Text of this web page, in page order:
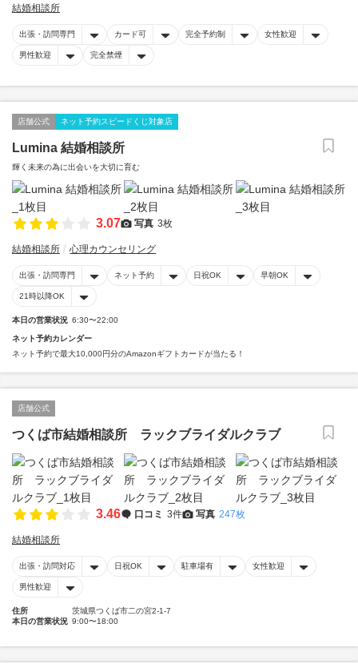
結婚相談所
出張・訪問専門 カード可 完全予約制 女性歓迎
男性歓迎 完全禁煙
店舗公式 ネット予約スピードくじ対象店
Lumina 結婚相談所
輝く未来の為に出会いを大切に育む
3.07 写真 3枚
結婚相談所 心理カウンセリング
出張・訪問専門 ネット予約 日祝OK 早朝OK
21時以降OK
本日の営業状況 6:30〜22:00
ネット予約カレンダー
ネット予約で最大10,000円分のAmazonギフトカードが当たる！
店舗公式
つくば市結婚相談所 ラックブライダルクラブ
3.46 口コミ 3件 写真 247枚
結婚相談所
出張・訪問対応 日祝OK 駐車場有 女性歓迎
男性歓迎
住所
茨城県つくば市二の宮2-1-7
本日の営業状況 9:00〜18:00